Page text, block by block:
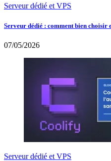
Serveur dédié et VPS
Serveur dédié : comment bien choisir
07/05/2026
Serveur dédié et VPS